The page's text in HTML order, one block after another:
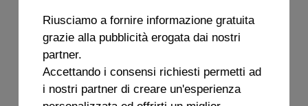
Riusciamo a fornire informazione gratuita
grazie alla pubblicità erogata dai nostri
partner.
Accettando i consensi richiesti permetti ad
i nostri partner di creare un'esperienza